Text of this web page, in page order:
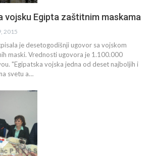
vojsku Egipta zaštitnim maskama
2015
je desetogodišnji ugovor sa vojskom
maski. Vrednosti ugovora je 1.100.000
"Egipatska vojska jedna od deset najboljih i
svetu a…